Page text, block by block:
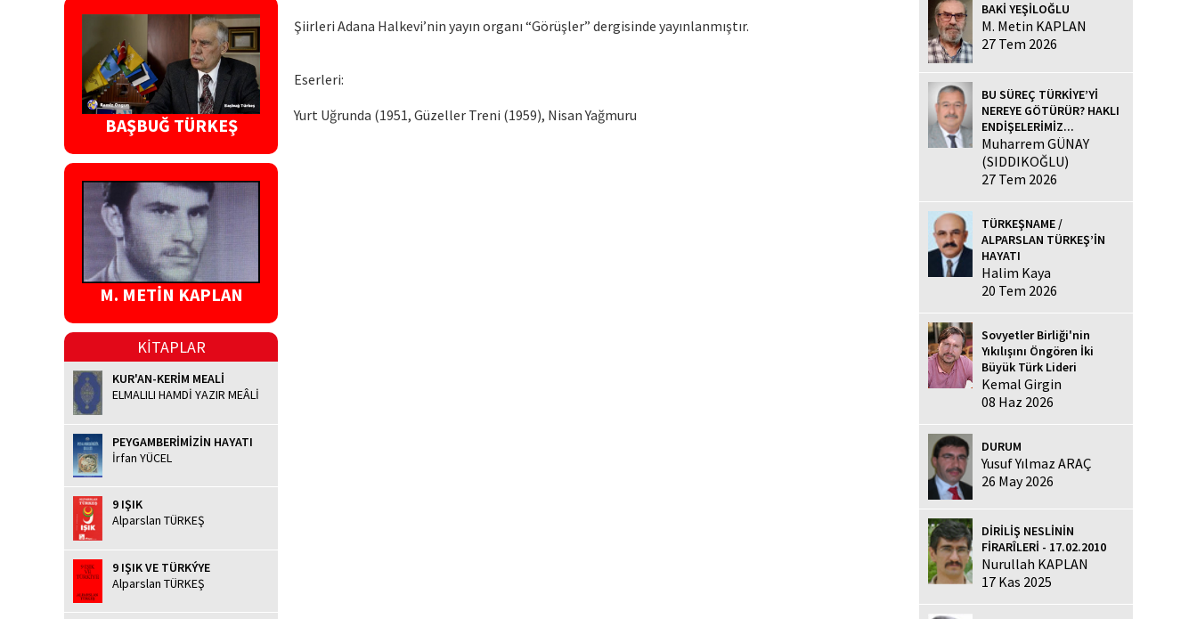
BAŞBUĞ TÜRKEŞ
M. METİN KAPLAN
KİTAPLAR
KUR'AN-KERİM MEALİ
ELMALILI HAMDİ YAZIR MEÂLİ
PEYGAMBERİMİZİN HAYATI
İrfan YÜCEL
9 IŞIK
Alparslan TÜRKEŞ
9 IŞIK VE TÜRKÝYE
Alparslan TÜRKEŞ
Şiirleri Adana Halkevi’nin yayın organı “Görüşler” dergisinde yayınlanmıştır.
Eserleri:
Yurt Uğrunda (1951, Güzeller Treni (1959), Nisan Yağmuru
BAKİ YEŞİLOĞLU
M. Metin KAPLAN
27 Tem 2026
BU SÜREÇ TÜRKİYE’Yİ
NEREYE GÖTÜRÜR? HAKLI
ENDİŞELERİMİZ...
Muharrem GÜNAY
(SIDDIKOĞLU)
27 Tem 2026
TÜRKEŞNAME /
ALPARSLAN TÜRKEŞ’İN
HAYATI
Halim Kaya
20 Tem 2026
Sovyetler Birliği'nin
Yıkılışını Öngören İki
Büyük Türk Lideri
Kemal Girgin
08 Haz 2026
DURUM
Yusuf Yılmaz ARAÇ
26 May 2026
DİRİLİŞ NESLİNİN
FİRARÎLERİ - 17.02.2010
Nurullah KAPLAN
17 Kas 2025